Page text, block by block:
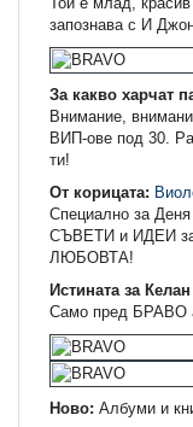
запознава с И
За какво харчат
Внимание,
ВИП-ове под 30.
ти!
От корицата:
Специално за
СЪВЕТИ и ИДЕИ за
ЛЮБОВТА!
Истината за
Само пред БРАВО
Ново: Албуми и